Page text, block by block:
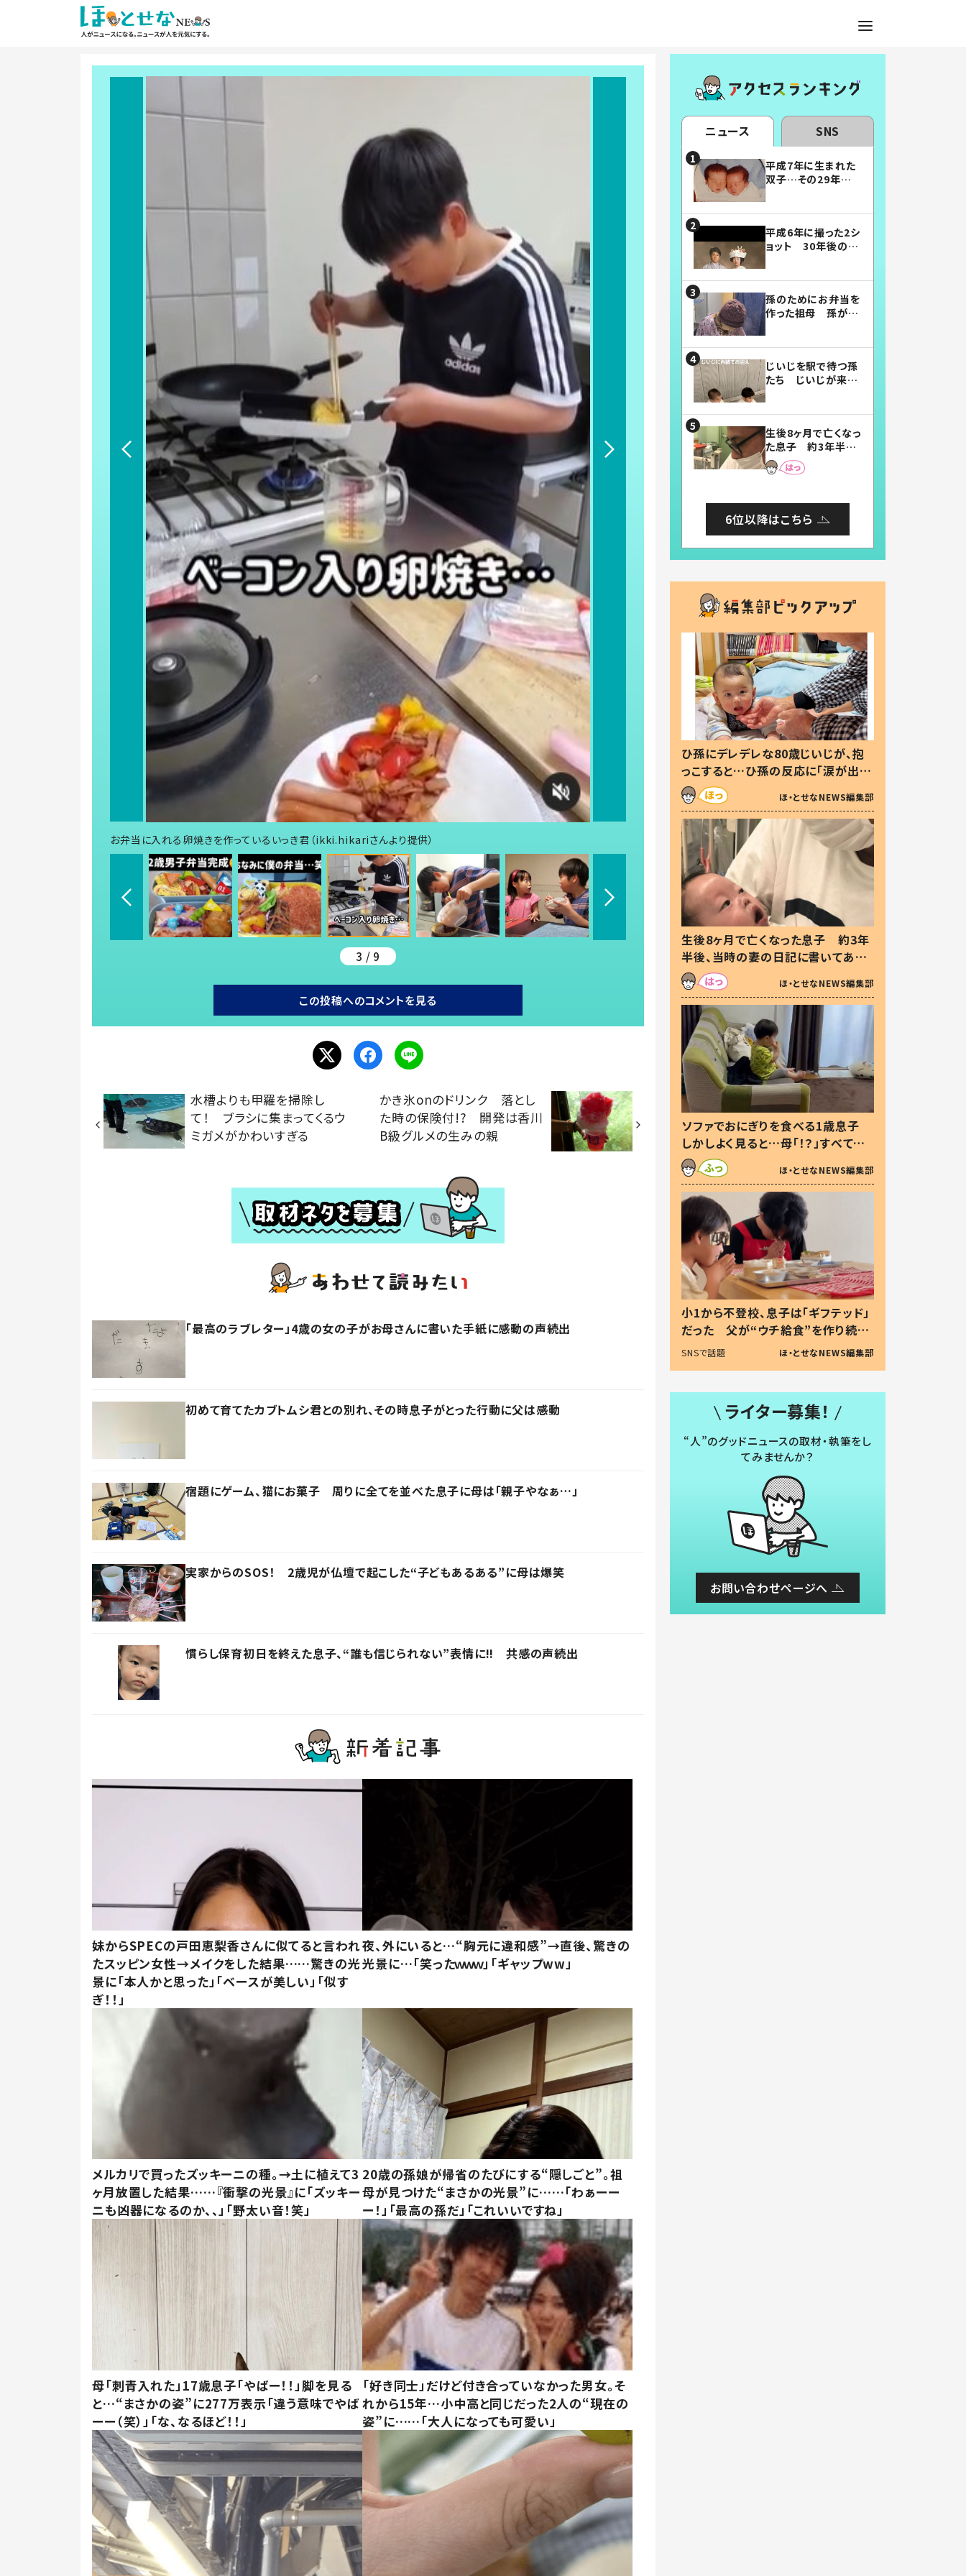
お弁当に入れる卵焼きを作っているいっき君（ikki.hikariさんより提供）
3 / 9
この投稿へのコメントを見る
水槽よりも甲羅を掃除し
て！ ブラシに集まってくるウ
ミガメがかわいすぎる
かき氷onのドリンク 落とし
た時の保険付!? 開発は香川
B級グルメの生みの親
「最高のラブレター」4歳の女の子がお母さんに書いた手紙に感動の声続出
初めて育てたカブトムシ君との別れ、その時息子がとった行動に父は感動
宿題にゲーム、猫にお菓子 周りに全てを並べた息子に母は「親子やなぁ…」
実家からのSOS！ 2歳児が仏壇で起こした“子どもあるある”に母は爆笑
慣らし保育初日を終えた息子、“誰も信じられない”表情に!! 共感の声続出
妹からSPECの戸田恵梨香さんに似てると言われ
たスッピン女性→メイクをした結果……驚きの光
景に「本人かと思った」「ベースが美しい」「似す
ぎ！！」
夜、外にいると…“胸元に違和感”→直後、驚きの
光景に…「笑ったｗｗｗ」「ギャップww」
メルカリで買ったズッキーニの種。→土に植えて3
ヶ月放置した結果……『衝撃の光景』に「ズッキー
ニも凶器になるのか、、」「野太い音！笑」
20歳の孫娘が帰省のたびにする“隠しごと”。祖
母が見つけた“まさかの光景”に……「わぁーー
ー！」「最高の孫だ」「これいいですね」
母「刺青入れた」17歳息子「やばー！！」脚を見る
と…“まさかの姿”に277万表示「違う意味でやば
ーー（笑）」「な、なるほど！！」
「好き同士」だけど付き合っていなかった男女。そ
れから15年…小中高と同じだった2人の“現在の
姿”に……「大人になっても可愛い」
ニュース SNS
平成7年に生まれた
双子…その29年後
平成6年に撮った2シ
ョット 30年後の姿
孫のためにお弁当を
作った祖母 孫が絶
じいじを駅で待つ孫
たち じいじが来た
まらない」「幸せにな
れる」
生後8ヶ月で亡くなっ
た息子 約3年半
後、当時の妻の日記
に書いてあった本音
6位以降はこちら
ひ孫にデレデレな80歳じいじが、抱
っこすると…ひ孫の反応に「涙が出ま
した」「可愛くて仕方ない」
ほ・とせなNEWS編集部
生後8ヶ月で亡くなった息子 約3年
半後、当時の妻の日記に書いてあっ
た本音とは
ほ・とせなNEWS編集部
ソファでおにぎりを食べる1歳息子
しかしよく見ると…母「！？」すべてを
察した母の投稿に「可愛いから許
す！」「現行犯〜」
ほ・とせなNEWS編集部
小1から不登校、息子は「ギフテッド」
だった 父が“ウチ給食”を作り続け
る理由とは #令和の親 #令和の子
SNSで話題 ほ・とせなNEWS編集部
ライター募集！
“人”のグッドニュースの取材・執筆をし
てみませんか？
お問い合わせページへ